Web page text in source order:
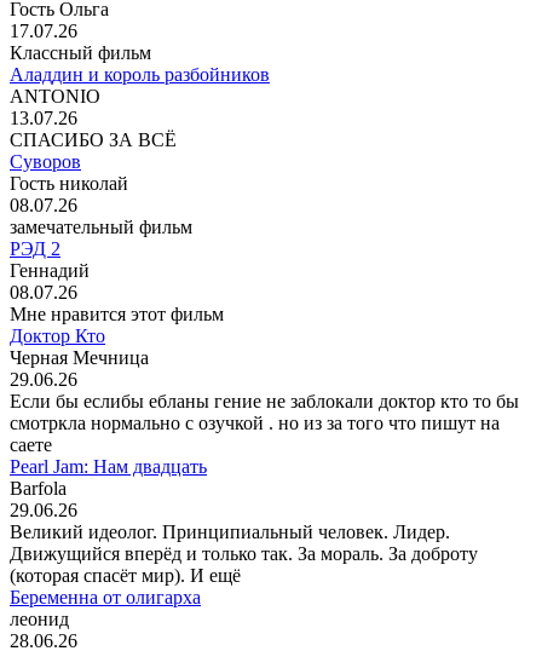
Гость Ольга
17.07.26
Классный фильм
Аладдин и король разбойников
ANTONIO
13.07.26
СПАСИБО ЗА ВСЁ
Суворов
Гость николай
08.07.26
замечательный фильм
РЭД 2
Геннадий
08.07.26
Мне нравится этот фильм
Доктор Кто
Черная Мечница
29.06.26
Если бы еслибы ебланы гение не заблокали доктор кто то бы
смотркла нормально с озучкой . но из за того что пишут на
саете
Pearl Jam: Нам двадцать
Barfola
29.06.26
Великий идеолог. Принципиальный человек. Лидер.
Движущийся вперёд и только так. За мораль. За доброту
(которая спасёт мир). И ещё
Беременна от олигарха
леонид
28.06.26